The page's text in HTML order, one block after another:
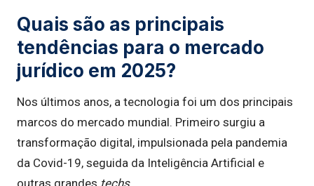
Quais são as principais
tendências para o mercado
jurídico em 2025?
Nos últimos anos, a tecnologia foi um dos principais
marcos do mercado mundial. Primeiro surgiu a
transformação digital, impulsionada pela pandemia
da Covid-19, seguida da Inteligência Artificial e
outras grandes techs.